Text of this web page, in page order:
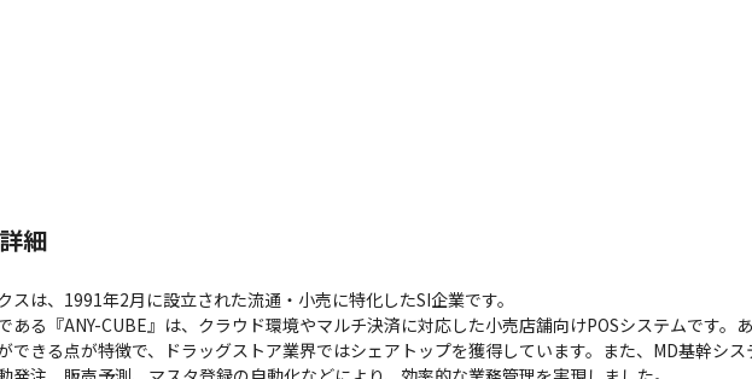
細
スは、1991年2月に設立された流通・小売に特化したSI企業です。
ある『ANY-CUBE』は、クラウド環境やマルチ決済に対応した小売店舗向けPOSシステムです。
できる点が特徴で、ドラッグストア業界ではシェアトップを獲得しています。また、MD基幹シ